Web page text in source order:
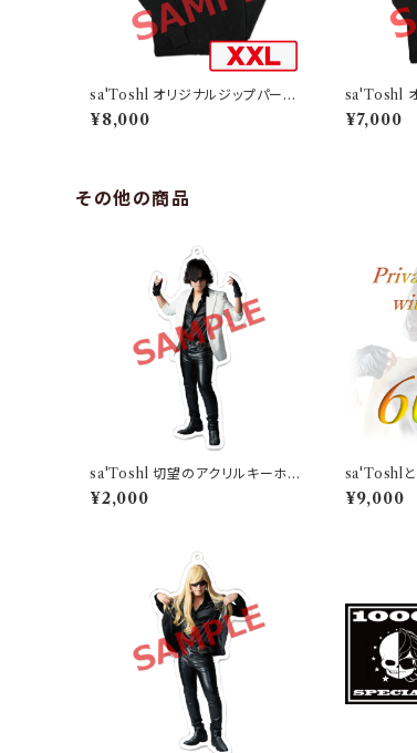
sa'Toshl オリジナルジップパーカ
ー TYPE-B-XXL
¥8,000
sa'Toshl オ
ー TYPE-C
¥7,000
その他の商品
sa'Toshl 切望のアクリルキーホル
ダー
¥2,000
sa'Toshlと
ク（60分）
¥9,000